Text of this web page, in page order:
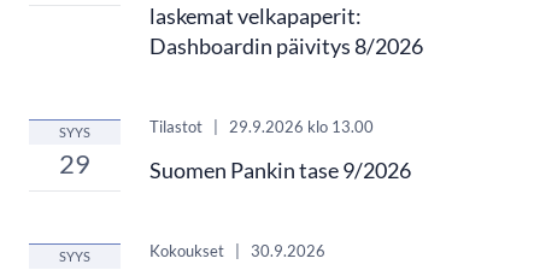
laskemat velkapaperit:
Dashboardin päivitys 8/2026
SYYS
29
Tilastot | 29.9.2026 klo 13.00
Suomen Pankin tase 9/2026
SYYS Kokoukset 30.9.2026